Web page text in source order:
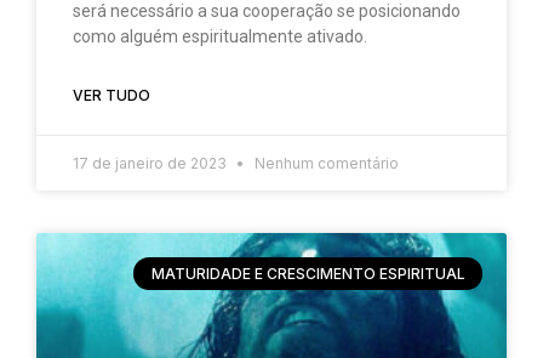
será necessário a sua cooperação se posicionando
como alguém espiritualmente ativado.
VER TUDO
17 de janeiro de 2023 Nenhum comentário
MATURIDADE E CRESCIMENTO ESPIRITUAL